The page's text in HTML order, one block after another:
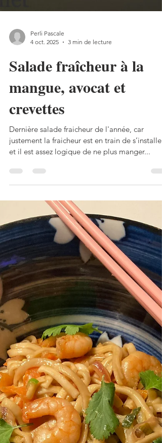
Perli Pascale
4 oct. 2025
3 min de lecture
Salade fraîcheur à la
mangue, avocat et
crevettes
Dernière salade fraicheur de l'année, car
justement la fraicheur est en train de s’installer
et il est assez logique de ne plus manger...